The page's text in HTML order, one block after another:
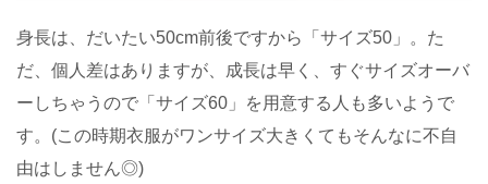
身長は、だいたい50cm前後ですから「サイズ50」。た
だ、個人差はありますが、成長は早く、すぐサイズオーバ
ーしちゃうので「サイズ60」を用意する人も多いようで
す。(この時期衣服がワンサイズ大きくてもそんなに不自
由はしません◎)